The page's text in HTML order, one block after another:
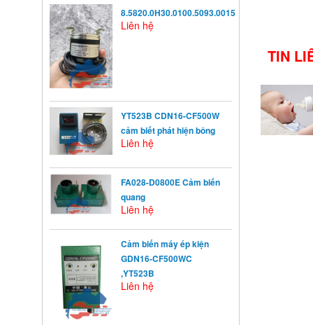
8.5820.0H30.0100.5093.0015
Liên hệ
YT523B CDN16-CF500W
cảm biết phát hiện bông
Liên hệ
FA028-D0800E Cảm biến
quang
Liên hệ
Cảm biến máy ép kiện
GDN16-CF500WC
,YT523B
Liên hệ
KHỞI ĐỘNG TỪ LÀ GÌ?
TIN